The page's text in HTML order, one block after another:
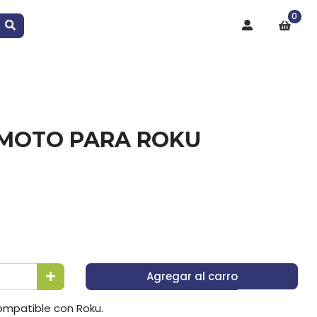
0
PARA ROKU
Agregar al carro
con Roku.